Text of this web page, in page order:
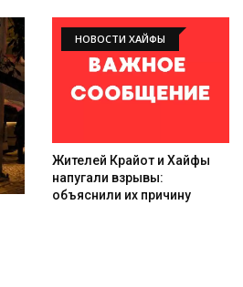
НОВОСТИ ХАЙФЫ
Жителей Крайот и Хайфы
напугали взрывы:
объяснили их причину